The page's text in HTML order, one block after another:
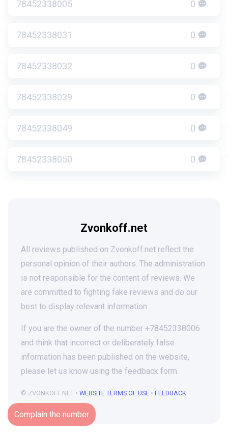
78452338005 0
78452338031 0
78452338032 0
78452338039 0
78452338049 0
78452338050 0
Zvonkoff.net
All reviews published on Zvonkoff.net reflect the
personal opinion of their authors. The administration
is not responsible for the content of reviews. We
are committed to fighting fake reviews and do our
best to display relevant information.
If you are the owner of the number +78452338006
and think that incorrect or deliberately false
information has been published on the website,
please let us know using the feedback form.
© ZVONKOFF.NET • WEBSITE TERMS OF USE • FEEDBACK
Complain the number